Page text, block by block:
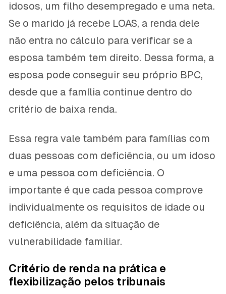
idosos, um filho desempregado e uma neta.
Se o marido já recebe LOAS, a renda dele
não entra no cálculo para verificar se a
esposa também tem direito. Dessa forma, a
esposa pode conseguir seu próprio BPC,
desde que a família continue dentro do
critério de baixa renda.
Essa regra vale também para famílias com
duas pessoas com deficiência, ou um idoso
e uma pessoa com deficiência. O
importante é que cada pessoa comprove
individualmente os requisitos de idade ou
deficiência, além da situação de
vulnerabilidade familiar.
Critério de renda na prática e
flexibilização pelos tribunais